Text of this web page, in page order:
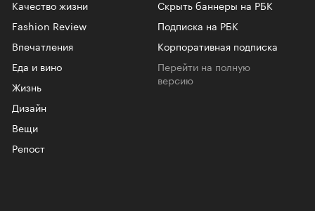
Качество жизни
Fashion Review
Впечатления
Еда и вино
Жизнь
Дизайн
Вещи
Репост
Скрыть баннеры на РБК
Подписка на РБК
Корпоративная подписка
Перейти на полную
версию